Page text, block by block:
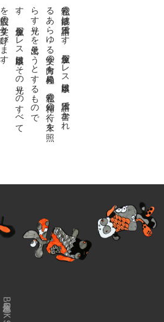
私達の
故郷は
日本語で
す
。
金魚屋プ
レ
ス
日本版は
、
日本語で
書か
れ
る
あ
ら
ゆ
る
文学の
方向を
見極め
、
私達の
精神の
行く
末を
照
ら
す
光り
を
見出そ
う
と
す
る
も
の
で
す
。
金魚屋プ
レ
ス
日本版は
そ
の
光り
の
す
べ
て
を
広義の
文学と
呼び
ま
す
。